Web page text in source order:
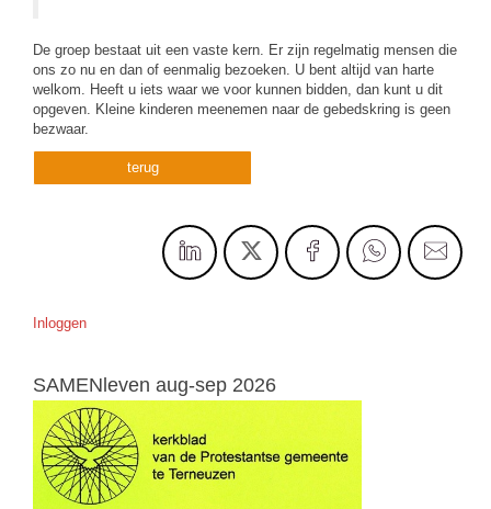
De groep bestaat uit een vaste kern. Er zijn regelmatig mensen die
ons zo nu en dan of eenmalig bezoeken. U bent altijd van harte
welkom. Heeft u iets waar we voor kunnen bidden, dan kunt u dit
opgeven. Kleine kinderen meenemen naar de gebedskring is geen
bezwaar.
terug
Inloggen
SAMENleven aug-sep 2026